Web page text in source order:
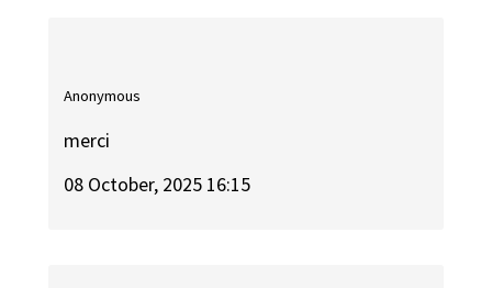
Anonymous
merci
08 October, 2025 16:15